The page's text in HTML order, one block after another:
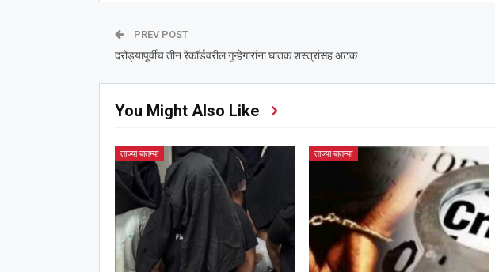
PREV POST
दरोड्यापूर्वीच तीन रेकॉर्डवरील गुन्हेगारांना घातक शस्त्रांसह अटक
You Might Also Like
ताज्या बातम्या ताज्या बातम्या